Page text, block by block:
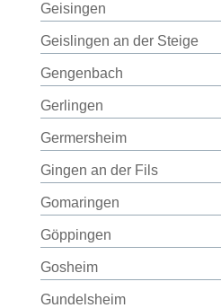
Geisingen
Geislingen an der Steige
Gengenbach
Gerlingen
Germersheim
Gingen an der Fils
Gomaringen
Göppingen
Gosheim
Gundelsheim